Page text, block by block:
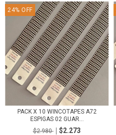
24% OFF
PACK X 10 WINCOTAPES A72
ESPIGAS 02 GUAR...
$2.980
$2.273